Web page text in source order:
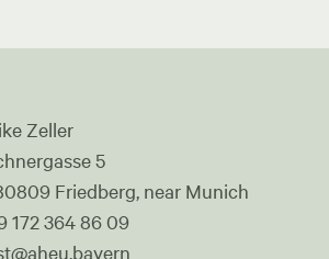
Zeller
5
Friedberg, near Munich
172 364 86 09